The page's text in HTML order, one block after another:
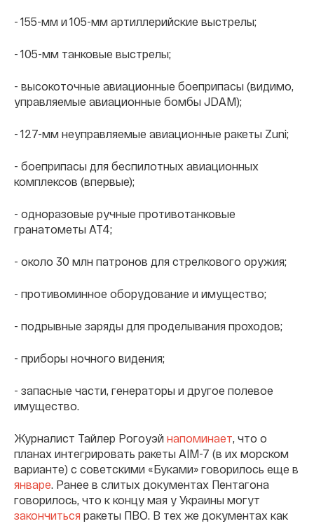
- 155-мм и 105-мм артиллерийские выстрелы;
- 105-мм танковые выстрелы;
- высокоточные авиационные боеприпасы (видимо,
управляемые авиационные бомбы JDAM);
- 127-мм неуправляемые авиационные ракеты Zuni;
- боеприпасы для беспилотных авиационных
комплексов (впервые);
- одноразовые ручные противотанковые
гранатометы АТ4;
- около 30 млн патронов для стрелкового оружия;
- противоминное оборудование и имущество;
- подрывные заряды для проделывания проходов;
- приборы ночного видения;
- запасные части, генераторы и другое полевое
имущество.
Журналист Тайлер Рогоуэй напоминает , что о
планах интегрировать ракеты AIM-7 (в их морском
варианте) с советскими «Буками» говорилось еще в
январе . Ранее в слитых документах Пентагона
говорилось, что к концу мая у Украины могут
закончиться ракеты ПВО. В тех же документах как